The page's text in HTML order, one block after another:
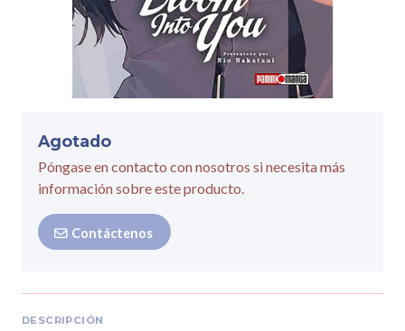
Agotado
Póngase en contacto con nosotros si necesita más
información sobre este producto.
Contáctenos
DESCRIPCIÓN